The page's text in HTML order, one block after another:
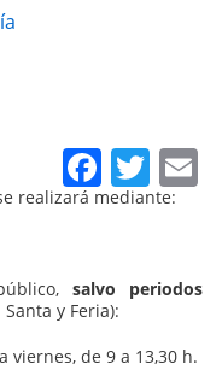
realizará mediante:
salvo periodos
y Feria):
viernes, de 9 a 13,30 h.